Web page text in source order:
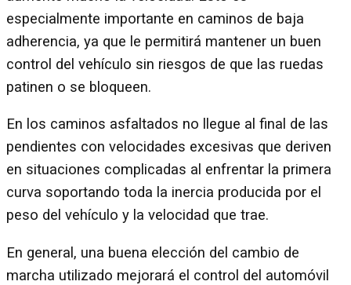
especialmente importante en caminos de baja
adherencia, ya que le permitirá mantener un buen
control del vehículo sin riesgos de que las ruedas
patinen o se bloqueen.
En los caminos asfaltados no llegue al final de las
pendientes con velocidades excesivas que deriven
en situaciones complicadas al enfrentar la primera
curva soportando toda la inercia producida por el
peso del vehículo y la velocidad que trae.
En general, una buena elección del cambio de
marcha utilizado mejorará el control del automóvil